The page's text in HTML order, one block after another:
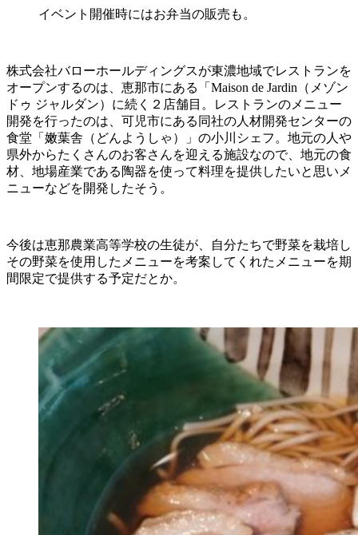
イベント開催時にはお弁当の販売も。
株式会社バローホールディングスが東濃地域でレストランを
オープンするのは、恵那市にある「Maison de Jardin（メゾン
ドゥ ジャルダン）に続く２店舗目。レストランのメニュー
開発を行ったのは、可児市にある同社の人材開発センターの
食堂「嫩葉舎（どんようしゃ）」の小川シェフ。地元の人や
県外からたくさんのお客さんを迎える施設なので、地元の食
材、地場産業である陶器を使って料理を提供したいと思いメ
ニューなどを開発したそう。
今後は恵那農業高等学校の生徒が、自分たちで野菜を栽培し
その野菜を使用したメニューを考案してくれたメニューを期
間限定で提供する予定だとか。